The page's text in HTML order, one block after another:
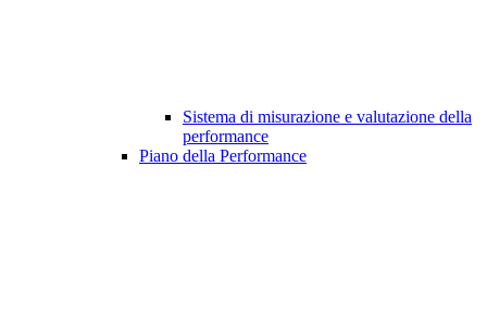
Sistema di misurazione e valutazione della
performance
Piano della Performance